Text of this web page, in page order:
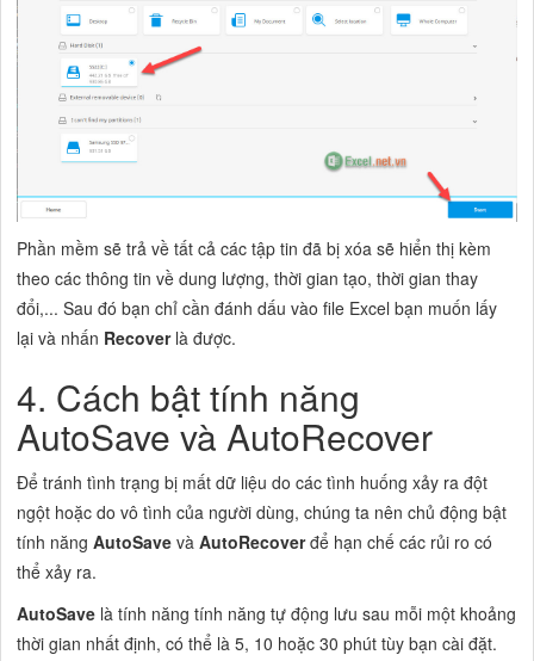
Phần mềm sẽ trả về tất cả các tập tin đã bị xóa sẽ hiển thị kèm
theo các thông tin về dung lượng, thời gian tạo, thời gian thay
đổi,... Sau đó bạn chỉ cần đánh dấu vào file Excel bạn muốn lấy
lại và nhấn Recoverlà được.
4. Cách bật tính năng
AutoSave và AutoRecover
Để tránh tình trạng bị mất dữ liệu do các tình huống xảy ra đột
ngột hoặc do vô tình của người dùng, chúng ta nên chủ động bật
tính năngAutoSave vàAutoRecoverđể hạn chế các rủi ro có
thể xảy ra.
AutoSave là tính năng tính năng tự động lưu sau mỗi một khoảng
thời gian nhất định, có thể là 5, 10 hoặc 30 phút tùy bạn cài đặt.